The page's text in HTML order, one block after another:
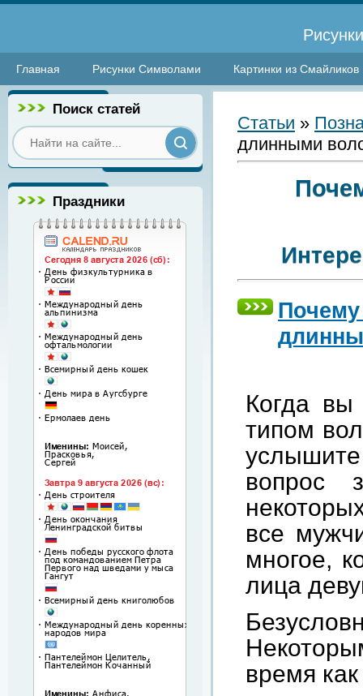
Главная Рисунки Символами Картинки из Смайликов
Поиск статей
Праздники
Статьи »
длинными
Когда вы
типом
вопрос
все
многое,
лица
время